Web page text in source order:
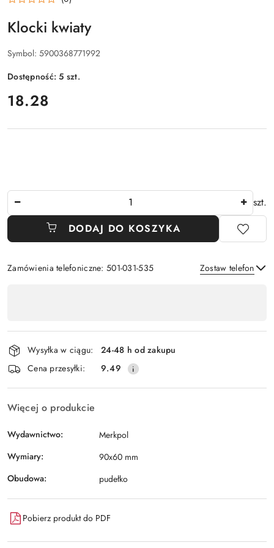
Klocki kwiaty
Symbol: 5900368771992
Dostępność:5 szt.
cena:
18.28
szt.
DODAJ DO KOSZYKA
Zamówienia telefoniczne: 501-031-535 Zostaw telefon
płatność
i
dostawa
Wysyłka w ciągu:
24-48 h od zakupu
Cena przesyłki:
9.49
Więcej o produkcie
Wydawnictwo:
Merkpol
Wymiary:
90x60 mm
Obudowa:
pudełko
Pobierz produkt do PDF